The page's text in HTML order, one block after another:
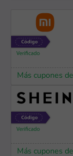
Más cupones
Más cupones